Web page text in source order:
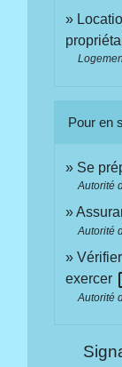
Pour en
Se
Autorité
Autorité
exercer
Autorité